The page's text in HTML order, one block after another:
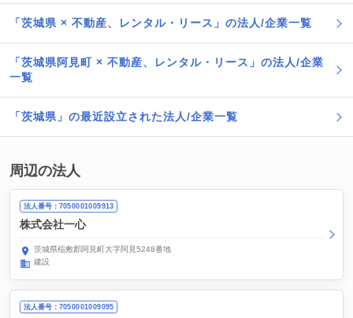
「茨城県 × 不動産、レンタル・リース」の法人/企業一覧
「茨城県阿見町 × 不動産、レンタル・リース」の法人/企業
一覧
「茨城県」の最近設立された法人/企業一覧
周辺の法人
法人番号：7050001009913
株式会社一心
茨城県稲敷郡阿見町大字阿見5248番地
建設
法人番号：7050001009095